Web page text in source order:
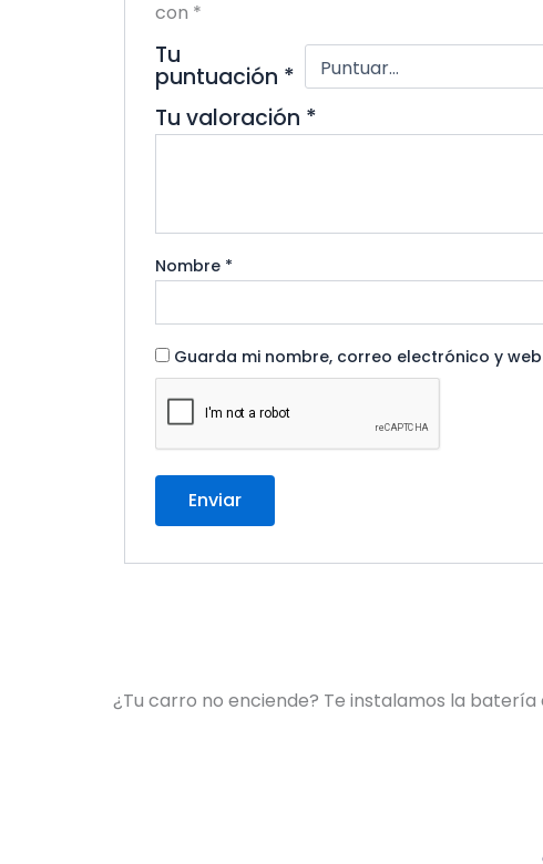
con *
Tu
puntuación *
Tu valoración *
Nombre *
Guarda mi nombre, correo electrónico y
¿Tu carro no enciende? Te instalamos la batería